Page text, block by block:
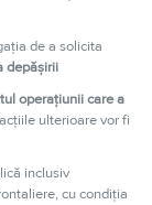
de a solicita
depășirii
operațiunii care a
ulterioare vor fi
inclusiv
cu condiția